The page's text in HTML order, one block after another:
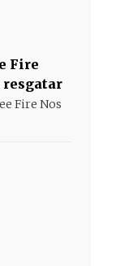
Fire
resgatar
Fire Nos